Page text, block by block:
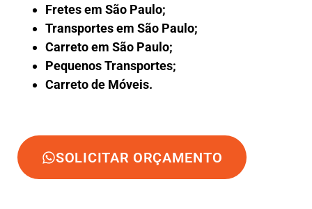
Fretes em São Paulo;
Transportes em São Paulo;
Carreto em São Paulo;
Pequenos Transportes;
Carreto de Móveis.
SOLICITAR ORÇAMENTO